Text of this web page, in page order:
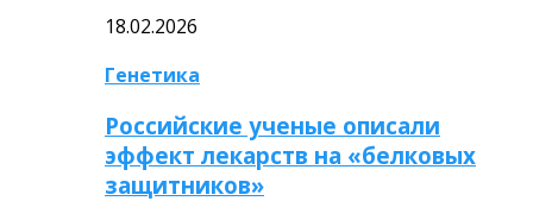
18.02.2026
Генетика
Российские ученые описали
эффект лекарств на «белковых
защитников»